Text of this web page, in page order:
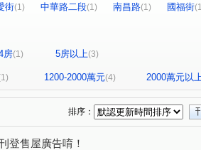
街(1) 中華路二段(1) 南昌路(1) 國福街
房(1) 5房以上(3)
1200-2000萬元(4) 2000萬元以
排序：
登售屋廣告唷！